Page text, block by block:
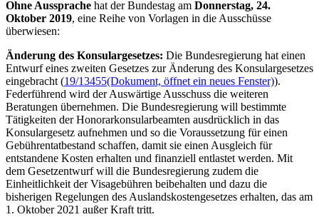
Ohne Aussprache hat der Bundestag am Donnerstag, 24.
Oktober 2019, eine Reihe von Vorlagen in die Ausschüsse
überwiesen:
Änderung des Konsulargesetzes: Die Bundesregierung hat einen
Entwurf eines zweiten Gesetzes zur Änderung des Konsulargesetzes
eingebracht (19/13455(Dokument, öffnet ein neues Fenster)).
Federführend wird der Auswärtige Ausschuss die weiteren
Beratungen übernehmen. Die Bundesregierung will bestimmte
Tätigkeiten der Honorarkonsularbeamten ausdrücklich in das
Konsulargesetz aufnehmen und so die Voraussetzung für einen
Gebührentatbestand schaffen, damit sie einen Ausgleich für
entstandene Kosten erhalten und finanziell entlastet werden. Mit
dem Gesetzentwurf will die Bundesregierung zudem die
Einheitlichkeit der Visagebühren beibehalten und dazu die
bisherigen Regelungen des Auslandskostengesetzes erhalten, das am
1. Oktober 2021 außer Kraft tritt.